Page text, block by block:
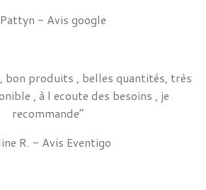
- Avis google
bon produits , belles quantités, très
, à l ecoute des besoins , je
recommande”
R. - Avis Eventigo